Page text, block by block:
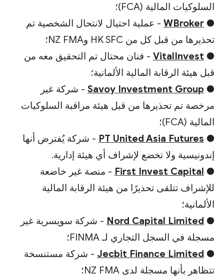
السلوكيات المالية (FCA)؛
●
WBroker - عملية احتيال لانتحال الشخصية تم
تحذيرها من قبل كل من HK SFC وNZ FMA؛
●
VitalInvest - فنان محتال تم التحقيق معه من
قبل هيئة الرقابة المالية الألمانية؛
●
Savoy Investment Group - شركة غير
مرخصة تم تحذيرها من قبل هيئة مراقبة السلوكيات
المالية (FCA)؛
●
PT United Asia Futures - شركة يُفترض أنها
إندونيسية ولا تخضع لإشراف أي هيئة إدارية.
●
First Invest Capital - منصة غير خاضعة
للإشراف تتلقى تحذيرًا من هيئة الرقابة المالية
الألمانية؛
●
Nord Capital Limited - شركة سويسرية غير
مسجلة في السجل التجاري لـ FINMA؛
●
Jecbit Finance Limited - شركة مستنسخة
تتظاهر بأنها مسجلة لدى NZ FMA؛